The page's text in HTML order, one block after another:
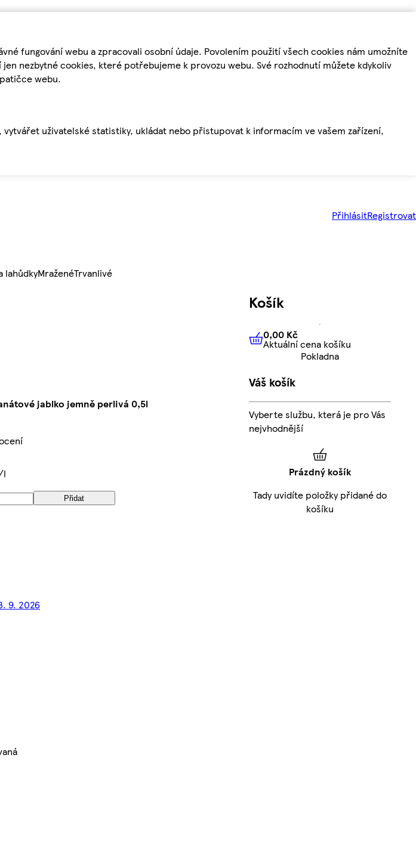
fungování webu a zpracovali osobní údaje. Povolením použití všech cookies nám umožníte
nezbytné cookies, které potřebujeme k provozu webu. Své rozhodnutí můžete kdykoliv
webu.
uživatelské statistiky, ukládat nebo přistupovat k informacím ve vašem zařízení,
PřihlásitRegistrovat
lahůdkyMraženéTrvanlivé
jablko jemně perlivá 0,5l
l
Přidat
9. 2026
Košík
0,00 KčAktuální cena košíku
0,00 Kč
Aktuální cena košíku
Pokladna
Váš košík
Vyberte službu, která je pro Vás
nejvhodnější
Prázdný košík
Tady uvidíte položky přidané do
košíku